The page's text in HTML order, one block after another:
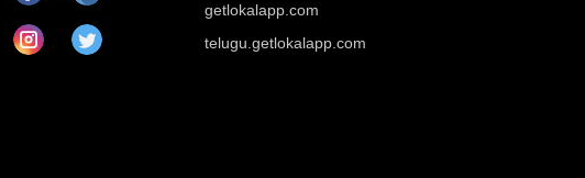
getlokalapp.com
telugu.getlokalapp.com